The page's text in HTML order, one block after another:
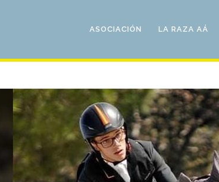
ASOCIACIÓN LA RAZA AÁ